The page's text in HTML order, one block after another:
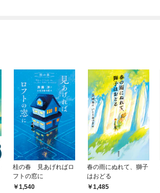
桂の春 見あげればロ
フトの窓に
1,540
春の雨にぬれて、獅子
はおどる
1,485